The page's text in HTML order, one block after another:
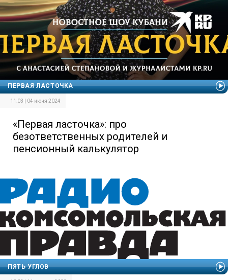
ПЕРВАЯ ЛАСТОЧКА
11:03 | 04 июня 2024
«Первая ласточка»: про
безответственных родителей и
пенсионный калькулятор
ПЯТЬ УГЛОВ